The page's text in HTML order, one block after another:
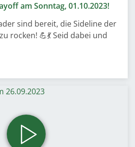
am Sonntag, 01.10.2023!
sind bereit, die Sideline der
rocken! 💪💃 Seid dabei und